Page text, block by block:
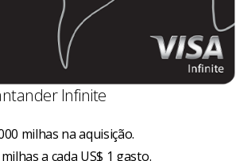
Infinite
milhas na aquisição.
a cada US$ 1 gasto.